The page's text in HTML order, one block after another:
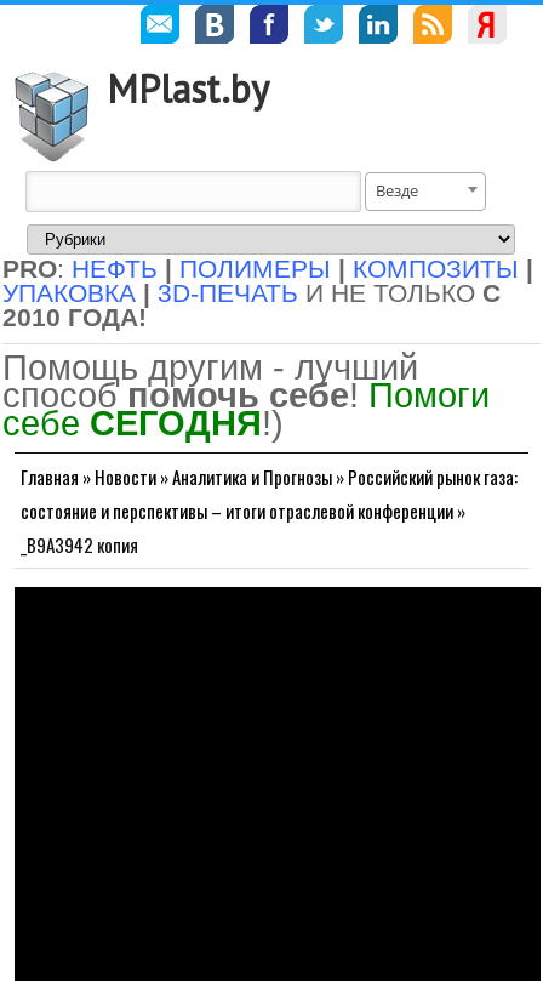
MPlast.by
Везде
PRO: НЕФТЬ | ПОЛИМЕРЫ | КОМПОЗИТЫ |
УПАКОВКА | 3D-ПЕЧАТЬ И НЕ ТОЛЬКО С
2010 ГОДА!
Помощь другим - лучший
способ помочь себе! Помоги
себе СЕГОДНЯ!)
Главная »Новости»Аналитика и Прогнозы»Российский рынок газа:
состояние и перспективы – итоги отраслевой конференции»
_B9A3942 копия